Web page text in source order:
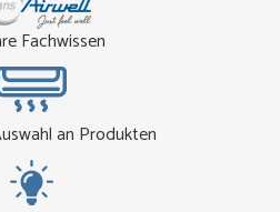
Fachwissen
an Produkten